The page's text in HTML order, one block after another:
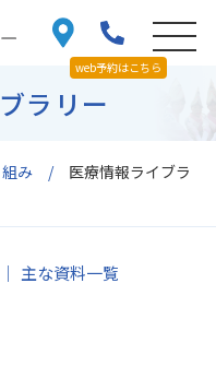
web予約はこちら
み
医療情報ライブラ
ラリー
主な資料一覧